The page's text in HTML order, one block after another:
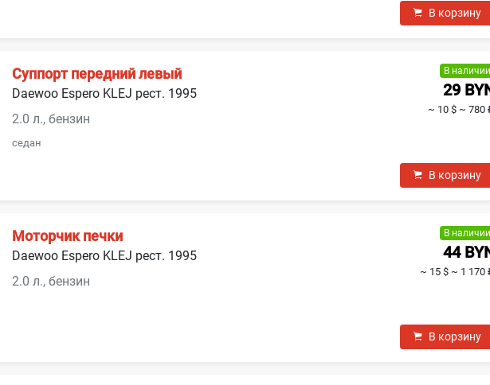
В корзину
Суппорт передний левый
Daewoo Espero KLEJ рест. 1995
2.0 л., бензин
седан
В наличии
29
~ 10 $ ~ 780
В корзину
Моторчик печки
Daewoo Espero KLEJ рест. 1995
2.0 л., бензин
В наличии
44
~ 15 $ ~ 1 170
В корзину